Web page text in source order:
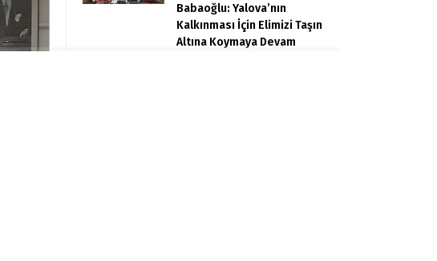
Babaoğlu: Yalova’nın
Kalkınması İçin Elimizi Taşın
Altına Koymaya Devam